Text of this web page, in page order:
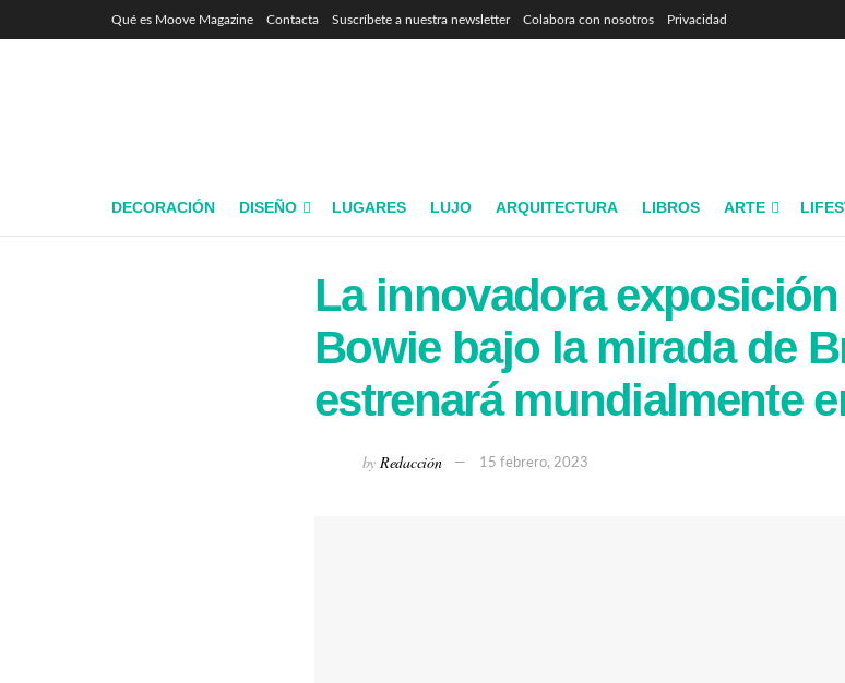
Qué es Moove Magazine Contacta Suscríbete a nuestra newsletter Colabora con nosotros Privacidad
DECORACIÓN DISEÑO LUGARES LUJO ARQUITECTURA LIBROS ARTE
La innovadora
Bowie bajo la mirada de
estrenará mundialmente
by Redacción 15 febrero, 2023